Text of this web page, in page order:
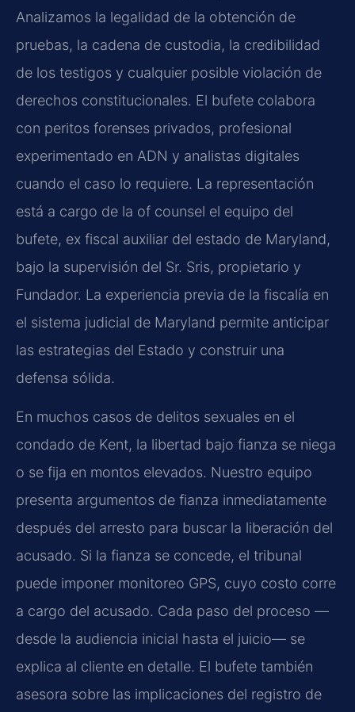
Analizamos la legalidad de la obtención de
pruebas, la cadena de custodia, la credibilidad
de los testigos y cualquier posible violación de
derechos constitucionales. El bufete colabora
con peritos forenses privados, profesional
experimentado en ADN y analistas digitales
cuando el caso lo requiere. La representación
está a cargo de la of counsel el equipo del
bufete, ex fiscal auxiliar del estado de Maryland,
bajo la supervisión del Sr. Sris, propietario y
Fundador. La experiencia previa de la fiscalía en
el sistema judicial de Maryland permite anticipar
las estrategias del Estado y construir una
defensa sólida.
En muchos casos de delitos sexuales en el
condado de Kent, la libertad bajo fianza se niega
o se fija en montos elevados. Nuestro equipo
presenta argumentos de fianza inmediatamente
después del arresto para buscar la liberación del
acusado. Si la fianza se concede, el tribunal
puede imponer monitoreo GPS, cuyo costo corre
a cargo del acusado. Cada paso del proceso —
desde la audiencia inicial hasta el juicio— se
explica al cliente en detalle. El bufete también
asesora sobre las implicaciones del registro de